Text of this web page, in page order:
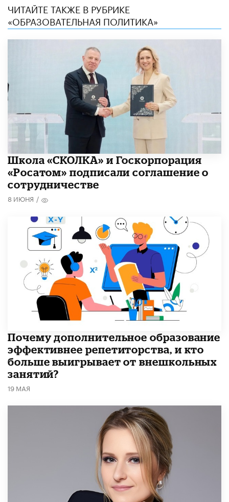
ЧИТАЙТЕ ТАКЖЕ В РУБРИКЕ
«ОБРАЗОВАТЕЛЬНАЯ ПОЛИТИКА»
Школа «СКОЛКА» и Госкорпорация
«Росатом» подписали соглашение о
сотрудничестве
8 ИЮНЯ /
​Почему дополнительное образование
эффективнее репетиторства, и кто
больше выигрывает от внешкольных
занятий?
19 МАЯ